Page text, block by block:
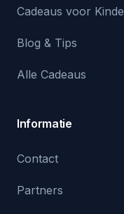
Cadeaus voor
Blog & Tips
Alle Cadeaus
Informatie
Contact
Partners